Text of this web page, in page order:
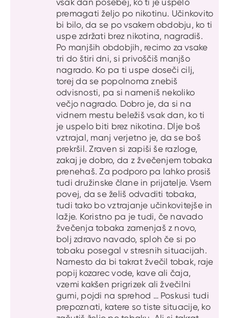
premagati željo po nikotinu. Učinkovito
bi bilo, da se po vsakem obdobju, ko ti
uspe zdržati brez nikotina, nagradiš.
Po manjših obdobjih, recimo za vsake
tri do štiri dni, si privoščiš manjšo
nagrado. Ko pa ti uspe doseči cilj,
torej da se popolnoma znebiš
odvisnosti, pa si nameniš nekoliko
večjo nagrado. Dobro je, da si na
vidnem mestu beležiš vsak dan, ko ti
je uspelo biti brez nikotina. Dlje boš
vztrajal, manj verjetno je, da se boš
prekršil. Zraven si zapiši še razloge,
zakaj je dobro, da z žvečenjem tobaka
prenehaš. Za podporo pa lahko prosiš
tudi družinske člane in prijatelje. Vsem
povej, da se želiš odvaditi tobaka,
tudi tako bo vztrajanje učinkovitejše in
lažje. Koristno pa je tudi, če navado
žvečenja tobaka zamenjaš z novo,
bolj zdravo navado, sploh če si po
tobaku posegal v stresnih situacijah.
Namesto da bi takrat žvečil tobak, raje
popij kozarec vode, kave ali čaja,
vzemi kakšen prigrizek ali žvečilni
gumi, pojdi na sprehod … Poskusi tudi
prepoznati, katere so tiste situacije, ko